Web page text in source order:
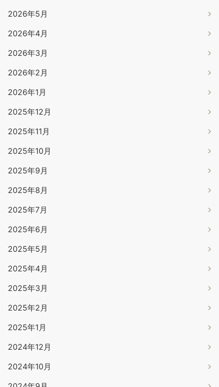
2026年5月
2026年4月
2026年3月
2026年2月
2026年1月
2025年12月
2025年11月
2025年10月
2025年9月
2025年8月
2025年7月
2025年6月
2025年5月
2025年4月
2025年3月
2025年2月
2025年1月
2024年12月
2024年10月